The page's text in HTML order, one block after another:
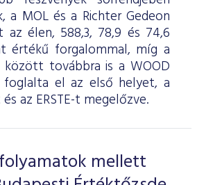
a MOL és a Richter Gedeon
az élen, 588,3, 78,9 és 74,6
értékű forgalommal, míg a
között továbbra is a WOOD
foglalta el az első helyet, a
az ERSTE-t megelőzve.
mellett